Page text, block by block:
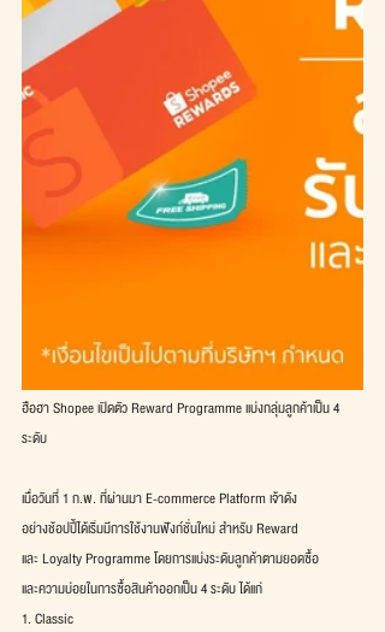
ฮือฮา Shopee เปิดตัว Reward Programme แบ่งกลุ่มลูกค้าเป็น 4
ระดับ
เมื่อวันที่ 1 ก.พ. ที่ผ่านมา E-commerce Platform เจ้าดัง
อย่างช้อปปี้ได้เริ่มมีการใช้งานฟังก์ชั่นใหม่ สำหรับ Reward
และ Loyalty Programme โดยการแบ่งระดับลูกค้าตามยอดซื้อ
และความบ่อยในการซื้อสินค้าออกเป็น 4 ระดับ ได้แก่
1. Classic